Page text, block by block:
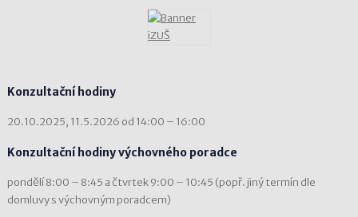
Konzultační hodiny
20.10.2025, 11.5.2026 od 14:00 – 16:00
Konzultační hodiny výchovného poradce
pondělí 8:00 – 8:45 a čtvrtek 9:00 – 10:45 (popř. jiný termín dle
domluvy s výchovným poradcem)